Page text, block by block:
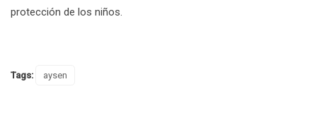
protección de los niños.
Tags: aysen